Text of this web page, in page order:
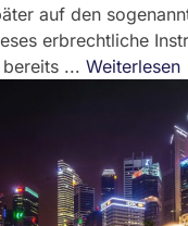
auf den
erbrechtliche
... Weiterlesen